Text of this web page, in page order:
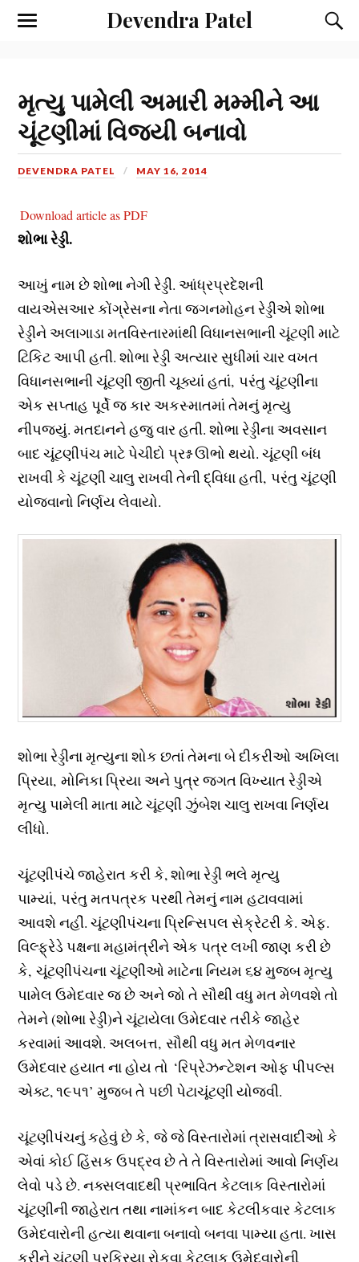
Devendra Patel
મૃત્યુ પામેલી અમારી મમ્મીને આ
ચૂંટણીમાં વિજયી બનાવો
DEVENDRA PATEL MAY 16, 2014
Download article as PDF
શોભા રેડ્ડી.
આખું નામ છે શોભા નેગી રેડ્ડી. આંધ્રપ્રદેશની
વાયએસઆર કોંગ્રેસના નેતા જગનમોહન રેડ્ડીએ શોભા
રેડ્ડીને અલાગાડા મતવિસ્તારમાંથી વિધાનસભાની ચૂંટણી માટે
ટિકિટ આપી હતી. શોભા રેડ્ડી અત્યાર સુધીમાં ચાર વખત
વિધાનસભાની ચૂંટણી જીતી ચૂક્યાં હતાં, પરંતુ ચૂંટણીના
એક સપ્તાહ પૂર્વે જ કાર અકસ્માતમાં તેમનું મૃત્યુ
નીપજ્યું. મતદાનને હજુ વાર હતી. શોભા રેડ્ડીના અવસાન
બાદ ચૂંટણીપંચ માટે પેચીદો પ્રશ્ન ઊભો થયો. ચૂંટણી બંધ
રાખવી કે ચૂંટણી ચાલુ રાખવી તેની દ્વિધા હતી, પરંતુ ચૂંટણી
યોજવાનો નિર્ણય લેવાયો.
શોભા રેડ્ડીના મૃત્યુના શોક છતાં તેમના બે દીકરીઓ અખિલા
પ્રિયા, મોનિકા પ્રિયા અને પુત્ર જગત વિખ્યાત રેડ્ડીએ
મૃત્યુ પામેલી માતા માટે ચૂંટણી ઝુંબેશ ચાલુ રાખવા નિર્ણય
લીધો.
ચૂંટણીપંચે જાહેરાત કરી કે, શોભા રેડ્ડી ભલે મૃત્યુ
પામ્યાં, પરંતુ મતપત્રક પરથી તેમનું નામ હટાવવામાં
આવશે નહીં. ચૂંટણીપંચના પ્રિન્સિપલ સેક્રેટરી કે. એફ.
વિલ્ફ્રેડે પક્ષના મહામંત્રીને એક પત્ર લખી જાણ કરી છે
કે, ચૂંટણીપંચના ચૂંટણીઓ માટેના નિયમ ૬૪ મુજબ મૃત્યુ
પામેલ ઉમેદવાર જ છે અને જો તે સૌથી વધુ મત મેળવશે તો
તેમને (શોભા રેડ્ડી)ને ચૂંટાયેલા ઉમેદવાર તરીકે જાહેર
કરવામાં આવશે. અલબત્ત, સૌથી વધુ મત મેળવનાર
ઉમેદવાર હયાત ના હોય તો ‘રિપ્રેઝન્ટેશન ઓફ પીપલ્સ
એક્ટ, ૧૯૫૧’ મુજબ તે પછી પેટાચૂંટણી યોજવી.
ચૂંટણીપંચનું કહેવું છે કે, જે જે વિસ્તારોમાં ત્રાસવાદીઓ કે
એવાં કોઈ હિંસક ઉપદ્રવ છે તે તે વિસ્તારોમાં આવો નિર્ણય
લેવો પડે છે. નક્સલવાદથી પ્રભાવિત કેટલાક વિસ્તારોમાં
ચૂંટણીની જાહેરાત તથા નામાંકન બાદ કેટલીકવાર કેટલાક
ઉમેદવારોની હત્યા થવાના બનાવો બનવા પામ્યા હતા. ખાસ
કરીને ચૂંટણી પ્રક્રિયા રોકવા કેટલાક ઉમેદવારોની